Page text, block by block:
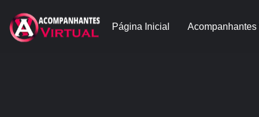
Página Inicial Acompanhantes